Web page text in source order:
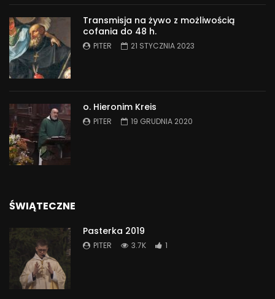
Transmisja na żywo z możliwością
cofania do 48 h.
PITER 21 STYCZNIA 2023
o. Hieronim Kreis
PITER 19 GRUDNIA 2020
ŚWIĄTECZNE
Pasterka 2019
PITER 3.7K 1